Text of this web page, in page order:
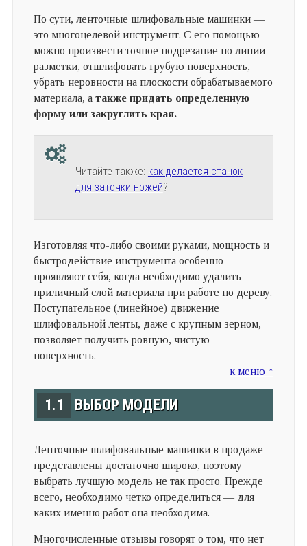
По сути, ленточные шлифовальные машинки —
это многоцелевой инструмент. С его помощью
можно произвести точное подрезание по линии
разметки, отшлифовать грубую поверхность,
убрать неровности на плоскости обрабатываемого
материала, а также придать определенную
форму или закруглить края.
Читайте также: как делается станок
для заточки ножей?
Изготовляя что-либо своими руками, мощность и
быстродействие инструмента особенно
проявляют себя, когда необходимо удалить
приличный слой материала при работе по дереву.
Поступательное (линейное) движение
шлифовальной ленты, даже с крупным зерном,
позволяет получить ровную, чистую
поверхность.
к меню ↑
1.1 ВЫБОР МОДЕЛИ
Ленточные шлифовальные машинки в продаже
представлены достаточно широко, поэтому
выбрать лучшую модель не так просто. Прежде
всего, необходимо четко определиться — для
каких именно работ она необходима.
Многочисленные отзывы говорят о том, что нет